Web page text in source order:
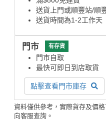
送貨上門或順豐站/順
送貨時間為1-2工作天
門市 有存貨
門市自取
最快可即日到店取貨
點擊查看門市庫存
資料僅供參考，實際貨存及價
向客服查詢。